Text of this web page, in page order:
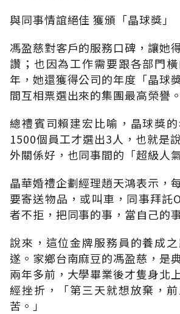
與同事情誼絕佳 獲頒「晶球獎」
馮盈慈對客戶的服務口碑，讓她
讚；也因為工作需要跟各部門
年，她還獲得公司的年度「晶球
間互相票選出來的集團最高榮譽。
總禮賓司賴建宏比喻，晶球獎
1500個員工才選出3人，也就是
外關係好，也同事間的「超級人
晶華婚禮企劃經理趙天鴻表示，
要寄送物品，或叫車，同事拜託
者不拒，把同事的事，當自己的
說來，這位金牌服務員的養成
遂。家鄉台南麻豆的馮盈慈，是
兩年多前，大學畢業後才隻身北
經挫折，「第三天就想放棄，
苦。」